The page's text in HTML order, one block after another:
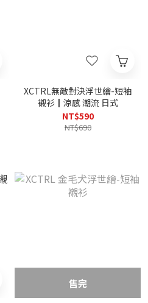
XCTRL無敵對決浮世繪-短袖
襯衫┃涼感 潮流 日式
NT$590
NT$690
售完